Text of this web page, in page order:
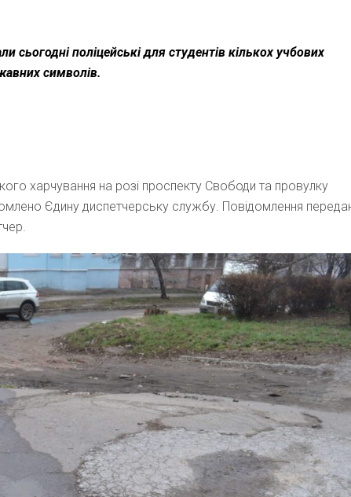
сьогодні поліцейські для студентів кількох учбових
символів.
харчування на розі проспекту Свободи та провулку
Єдину диспетчерську службу. Повідомлення